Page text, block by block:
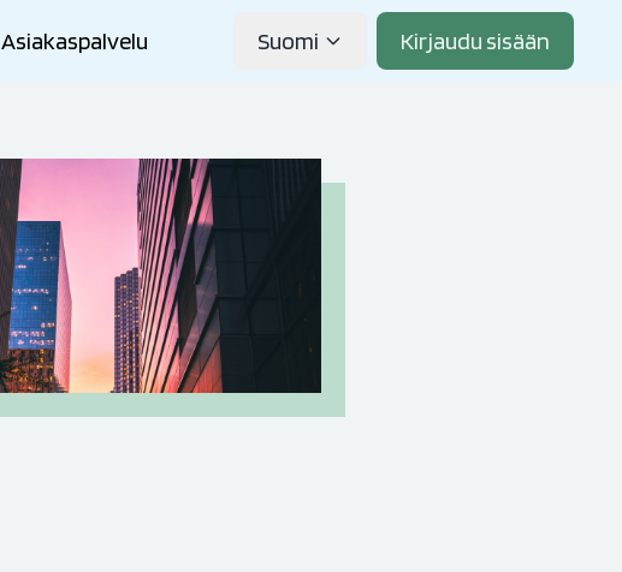
Suomi
Kirjaudu sisään
Asiakaspalvelu